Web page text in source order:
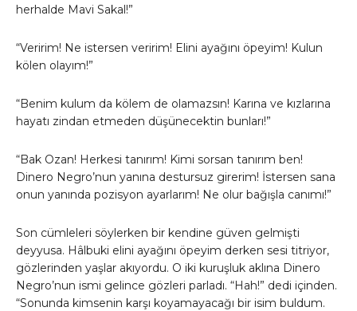
herhalde Mavi Sakal!”
“Veririm! Ne istersen veririm! Elini ayağını öpeyim! Kulun
kölen olayım!”
“Benim kulum da kölem de olamazsın! Karına ve kızlarına
hayatı zindan etmeden düşünecektin bunları!”
“Bak Ozan! Herkesi tanırım! Kimi sorsan tanırım ben!
Dinero Negro’nun yanına destursuz girerim! İstersen sana
onun yanında pozisyon ayarlarım! Ne olur bağışla canımı!”
Son cümleleri söylerken bir kendine güven gelmişti
deyyusa. Hâlbuki elini ayağını öpeyim derken sesi titriyor,
gözlerinden yaşlar akıyordu. O iki kuruşluk aklına Dinero
Negro’nun ismi gelince gözleri parladı. “Hah!” dedi içinden.
“Sonunda kimsenin karşı koyamayacağı bir isim buldum.